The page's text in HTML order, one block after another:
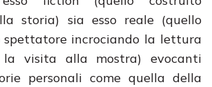
storia) sia esso reale (quello
incrociando la lettura
visita alla mostra) evocanti
personali come quella della